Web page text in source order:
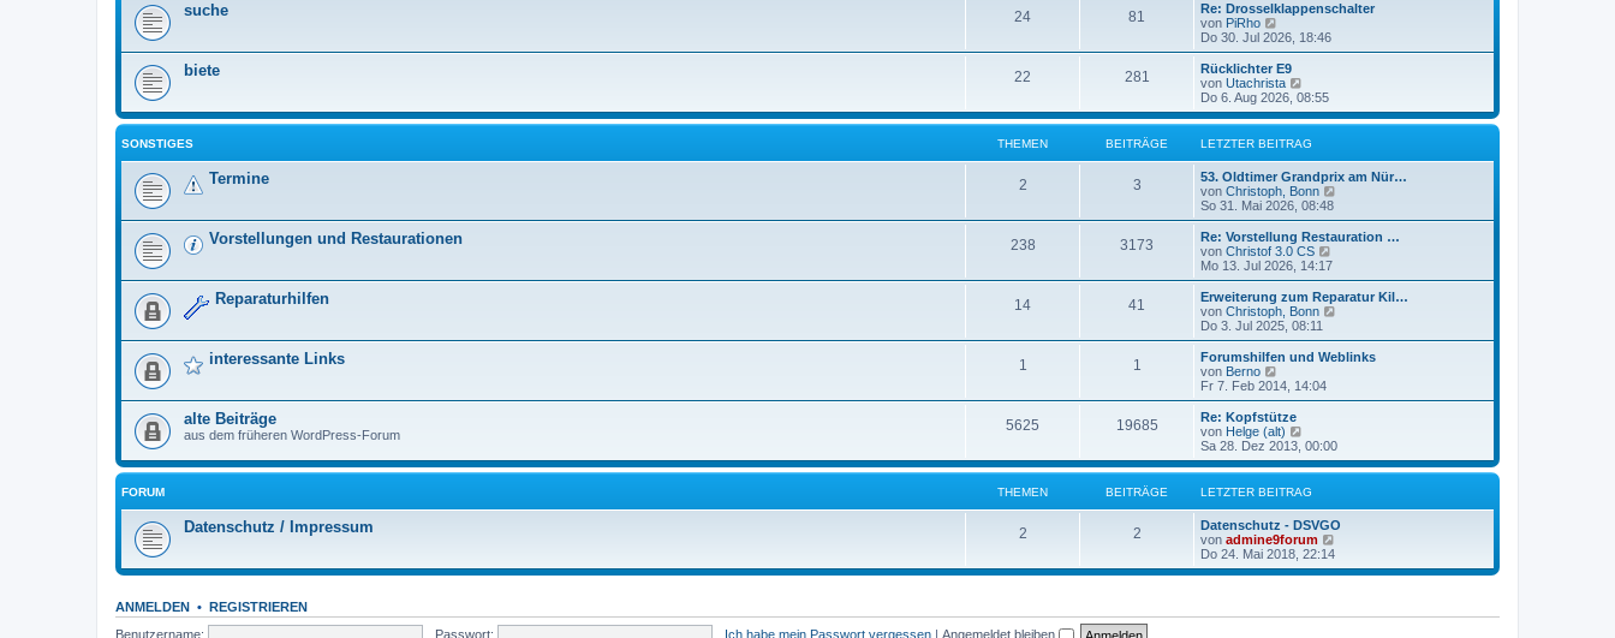
r
B
e
i
t
r
a
g
suche 24 81
Re: Drosselklappenschalter
von PiRho
e
u
e
s
t
r
B
e
i
t
r
a
g
Do 30. Jul 2026, 18:46
biete 22 281
Rücklichter E9
von Utachrista
e
u
e
s
r
B
e
i
t
r
a
g
Do 6. Aug 2026, 08:55
SONSTIGES THEMEN BEITRÄGE LETZTER BEITRAG
Termine 2 3
53. Oldtimer Grandprix am Nür…
von Christoph, Bonn
u
e
B
r
So 31. Mai 2026, 08:48
Vorstellungen und Restaurationen 238 3173
Re: Vorstellung Restauration …
von Christof 3.0 CS
e
u
e
s
t
B
g
Mo 13. Jul 2026, 14:17
Reparaturhilfen 14 41
Erweiterung zum Reparatur Kil…
von Christoph, Bonn
u
e
e
i
t
g
Do 3. Jul 2025, 08:11
interessante Links 1 1
Forumshilfen und Weblinks
von Berno
e
u
e
s
t
r
B
e
i
t
r
a
g
Fr 7. Feb 2014, 14:04
alte Beiträge
aus dem früheren WordPress-Forum
5625 19685
Re: Kopfstütze
von Helge (alt)
e
u
e
s
r
B
e
i
a
Sa 28. Dez 2013, 00:00
FORUM THEMEN BEITRÄGE LETZTER BEITRAG
Datenschutz / Impressum 2 2
Datenschutz - DSVGO
von admine9forum
u
Do 24. Mai 2018, 22:14
ANMELDEN • REGISTRIEREN
Benutzername:
Passwort: Ich habe mein Passwort vergessen | Angemeldet bleiben